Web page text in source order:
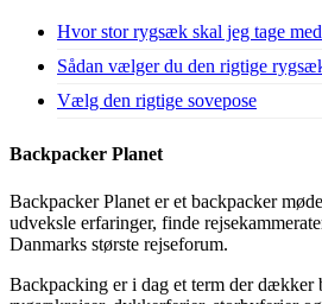
Hvor stor rygsæk skal jeg tage
Sådan vælger du den rigtige
Vælg den rigtige sovepose
Backpacker Planet
Backpacker Planet er et backpacker
udveksle erfaringer, finde
Danmarks største rejseforum.
Backpacking er i dag et term der dækker